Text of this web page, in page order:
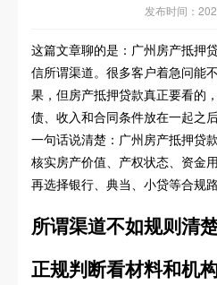
发布时间：
这篇文章聊的是：广州房产抵押
信所谓渠道。很多客户着急问能
果，但房产抵押贷款真正要看的
债、收入和合同条件放在一起之后
一句话说清楚：广州房产抵押贷
核实房产价值、产权状态、资金
再选择银行、典当、小贷等合规路
所谓渠道不如规则清
正规判断看材料和机